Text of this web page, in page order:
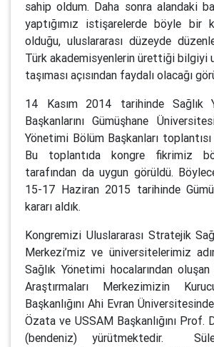
sahip oldum. Daha sonra alandaki
yaptığımız istişarelerde böyle bir
olduğu, uluslararası düzeyde
Türk akademisyenlerin ürettiği bilgiyi
taşıması açısından faydalı olacağı
14 Kasım 2014 tarihinde Sağlık
Başkanlarını Gümüşhane
Yönetimi Bölüm Başkanları
Bu toplantıda kongre fikrimiz
tarafından da uygun görüldü.
15-17 Haziran 2015 tarihinde
kararı aldık.
Kongremizi Uluslararası Stratejik
Merkezi’miz ve üniversitelerimiz
Sağlık Yönetimi hocalarından
Araştırmaları Merkezimizin
Başkanlığını Ahi Evran
Özata ve USSAM Başkanlığını Prof.
(bendeniz) yürütmektedir.